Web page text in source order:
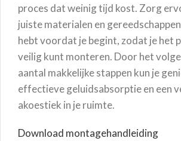
proces dat weinig tijd kost. Zorg
juiste materialen en
hebt voordat je begint, zodat je het
veilig kunt monteren. Door het
aantal makkelijke stappen kun je
effectieve geluidsabsorptie en een
akoestiek in je ruimte.
Download montagehandleiding